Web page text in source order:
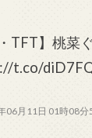
TFT】桃菜
t.co/
06月11日 01時08分